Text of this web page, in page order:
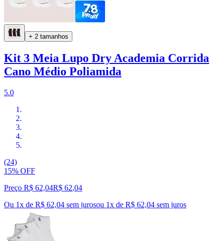
+ 2 tamanhos
Kit 3 Meia Lupo Dry Academia Corrida
Cano Médio Poliamida
5.0
(24)
15% OFF
Preço R$ 62,04R$ 62,04
Ou 1x de R$ 62,04 sem jurosou 1x de R$ 62,04 sem juros